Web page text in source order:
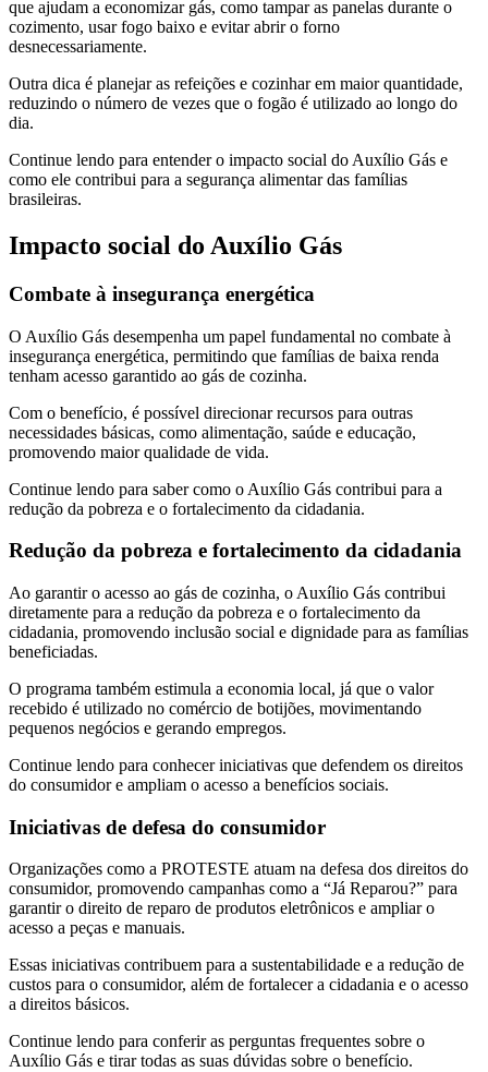
que ajudam a economizar gás, como tampar as panelas durante o
cozimento, usar fogo baixo e evitar abrir o forno
desnecessariamente.
Outra dica é planejar as refeições e cozinhar em maior quantidade,
reduzindo o número de vezes que o fogão é utilizado ao longo do
dia.
Continue lendo para entender o impacto social do Auxílio Gás e
como ele contribui para a segurança alimentar das famílias
brasileiras.
Impacto social do Auxílio Gás
Combate à insegurança energética
O Auxílio Gás desempenha um papel fundamental no combate à
insegurança energética, permitindo que famílias de baixa renda
tenham acesso garantido ao gás de cozinha.
Com o benefício, é possível direcionar recursos para outras
necessidades básicas, como alimentação, saúde e educação,
promovendo maior qualidade de vida.
Continue lendo para saber como o Auxílio Gás contribui para a
redução da pobreza e o fortalecimento da cidadania.
Redução da pobreza e fortalecimento da cidadania
Ao garantir o acesso ao gás de cozinha, o Auxílio Gás contribui
diretamente para a redução da pobreza e o fortalecimento da
cidadania, promovendo inclusão social e dignidade para as famílias
beneficiadas.
O programa também estimula a economia local, já que o valor
recebido é utilizado no comércio de botijões, movimentando
pequenos negócios e gerando empregos.
Continue lendo para conhecer iniciativas que defendem os direitos
do consumidor e ampliam o acesso a benefícios sociais.
Iniciativas de defesa do consumidor
Organizações como a PROTESTE atuam na defesa dos direitos do
consumidor, promovendo campanhas como a “Já Reparou?” para
garantir o direito de reparo de produtos eletrônicos e ampliar o
acesso a peças e manuais.
Essas iniciativas contribuem para a sustentabilidade e a redução de
custos para o consumidor, além de fortalecer a cidadania e o acesso
a direitos básicos.
Continue lendo para conferir as perguntas frequentes sobre o
Auxílio Gás e tirar todas as suas dúvidas sobre o benefício.